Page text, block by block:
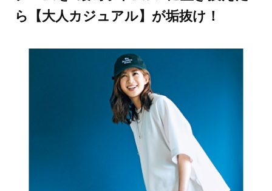
ママとパパに贈る「ジェンダーレ
人気の40代髪型・ヘ
タログ
ら【大人カジュアル】が垢抜け！